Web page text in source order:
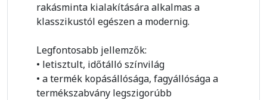
rakásminta kialakítására alkalmas a
klasszikustól egészen a modernig.
Legfontosabb jellemzők:
• letisztult, időtálló színvilág
• a termék kopásállósága, fagyállósága a
termékszabvány legszigorúbb